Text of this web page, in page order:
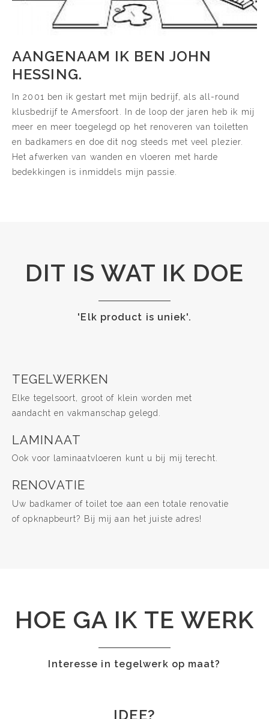
AANGENAAM IK BEN JOHN
HESSING.
In 2001 ben ik gestart met mijn bedrijf, als all-round
klusbedrijf te Amersfoort. In de loop der jaren heb ik mij
meer en meer toegelegd op het renoveren van toiletten
en badkamers en doe dit nog steeds met veel plezier.
Het afwerken van wanden en vloeren met harde
bedekkingen is inmiddels mijn passie.
DIT IS WAT IK DOE
'Elk product is uniek'.
TEGELWERKEN
Elke tegelsoort, groot of klein worden met
aandacht en vakmanschap gelegd.
LAMINAAT
Ook voor laminaatvloeren kunt u bij mij terecht.
RENOVATIE
Uw badkamer of toilet toe aan een totale renovatie
of opknapbeurt? Bij mij aan het juiste adres!
HOE GA IK TE WERK
Interesse in tegelwerk op maat?
IDEE?